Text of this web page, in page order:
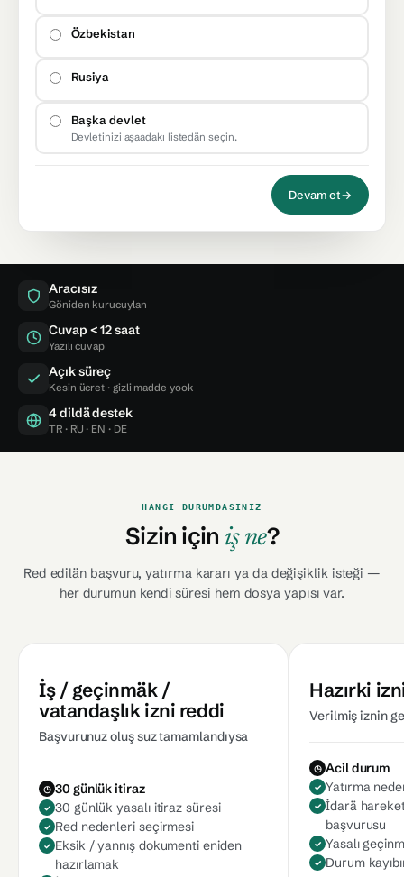
Özbekistan
Rusiya
Başka devlet
Devletinizi aşaadakı listedän seçin.
Devam et→
Aracısız
Göniden kurucuylan
Cuvap < 12 saat
Yazılı cuvap
Açık süreç
Kesin ücret · gizli madde yook
4 dildä destek
TR · RU · EN · DE
HANGI DURUMDASINIZ
Sizin için iş ne?
Red edilän başvuru, yatırma kararı ya da değişiklik isteği —
her durumun kendi süresi hem dosya yapısı var.
İş / geçinmäk /
vatandaşlık izni reddi
Başvurunuz oluş suz tamamlandıysa
30 günlük itiraz
30 günlük yasalı itiraz süresi
Red nedenleri seçirmesi
Eksik / yannış dokumenti eniden
hazırlamak
Hazırki
Verilmiş iznin
Acil durum
Yatırma
İdarä
başvurusu
Yasalı
Durum